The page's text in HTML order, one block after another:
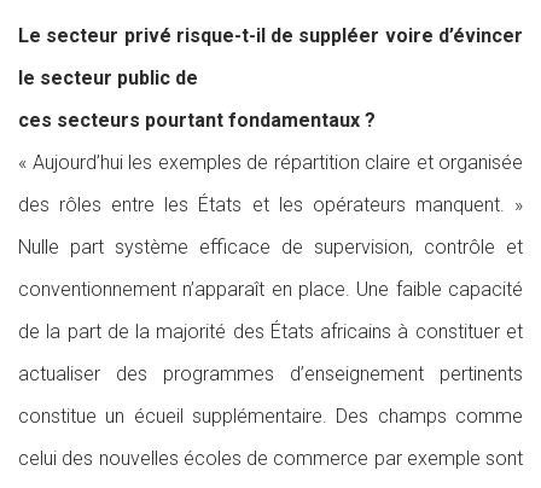
Le secteur privé risque-t-il de suppléer voire d’évincer
le secteur public de
ces secteurs pourtant fondamentaux ?
« Aujourd’hui les exemples de répartition claire et organisée
des rôles entre les États et les opérateurs manquent. »
Nulle part système efficace de supervision, contrôle et
conventionnement n’apparaît en place. Une faible capacité
de la part de la majorité des États africains à constituer et
actualiser des programmes d’enseignement pertinents
constitue un écueil supplémentaire. Des champs comme
celui des nouvelles écoles de commerce par exemple sont